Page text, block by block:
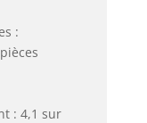
:
: 4,1 sur